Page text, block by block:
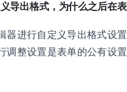
导出格式，为什么之后在
器进行自定义导出格式设
调整设置是表单的公有设